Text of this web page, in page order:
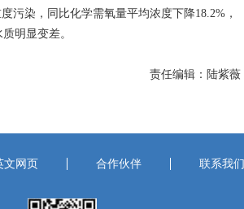
污染，同比化学需氧量平均浓度下降18.2%，
明显变差。
责任编辑：陆紫薇
文网页 合作伙伴 联系我们